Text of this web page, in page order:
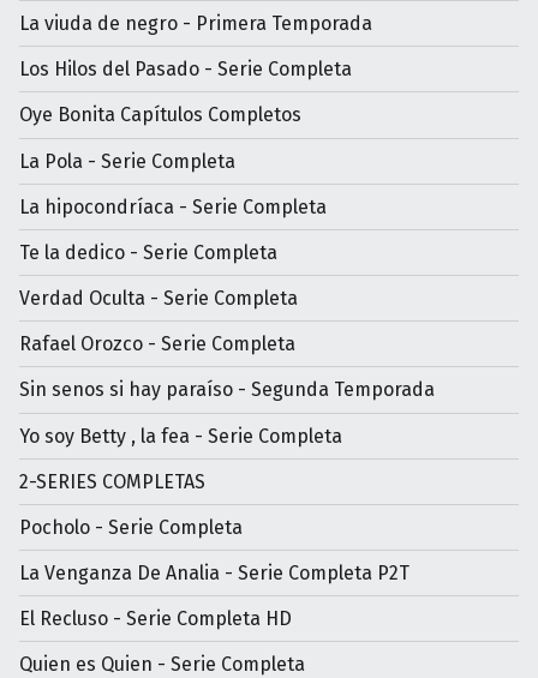
La viuda de negro - Primera Temporada
Los Hilos del Pasado - Serie Completa
Oye Bonita Capítulos Completos
La Pola - Serie Completa
La hipocondríaca - Serie Completa
Te la dedico - Serie Completa
Verdad Oculta - Serie Completa
Rafael Orozco - Serie Completa
Sin senos si hay paraíso - Segunda Temporada
Yo soy Betty , la fea - Serie Completa
2-SERIES COMPLETAS
Pocholo - Serie Completa
La Venganza De Analia - Serie Completa P2T
El Recluso - Serie Completa HD
Quien es Quien - Serie Completa